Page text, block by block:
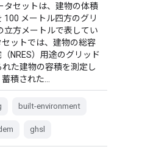
タセットは、建物の体積
100 メートル四方のグリ
立方メートルで表してい
ットでは、建物の総容
NRES）用途のグリッド
た建物の容積を測定し
積された…
built-environment
ghsl